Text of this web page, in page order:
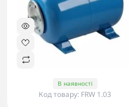
В наявності
Код товару: FRW 1.03